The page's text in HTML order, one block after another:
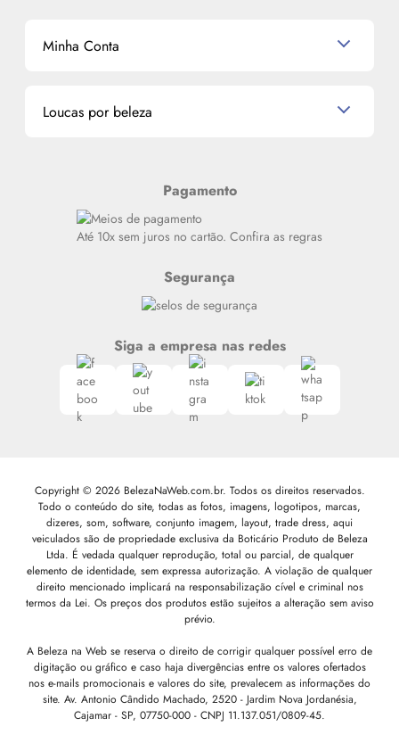
Nossas lojas
Cupom de Desconto
La Vie Est Belle Lancôme
Miniaturas de Produtos de Cabelo
Minha Conta
Meus endereços
Loucas por beleza
Siga nosso canal no Whatsapp
Pagamento
Até 10x sem juros no cartão. Confira as regras
Segurança
Siga a empresa nas redes
Copyright © 2026 BelezaNaWeb.com.br. Todos os direitos reservados.
Todo o conteúdo do site, todas as fotos, imagens, logotipos, marcas,
dizeres, som, software, conjunto imagem, layout, trade dress, aqui
veiculados são de propriedade exclusiva da Boticário Produto de Beleza
Ltda. É vedada qualquer reprodução, total ou parcial, de qualquer
elemento de identidade, sem expressa autorização. A violação de qualquer
direito mencionado implicará na responsabilização cível e criminal nos
termos da Lei. Os preços dos produtos estão sujeitos a alteração sem aviso
prévio.
A Beleza na Web se reserva o direito de corrigir qualquer possível erro de
digitação ou gráfico e caso haja divergências entre os valores ofertados
nos e-mails promocionais e valores do site, prevalecem as informações do
site. Av. Antonio Cândido Machado, 2520 - Jardim Nova Jordanésia,
Cajamar - SP, 07750-000 - CNPJ 11.137.051/0809-45.